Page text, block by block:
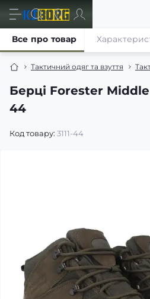
Тактичний одяг та взуття
Берці Forester
44
Код товару: 3111-44
Все про товар